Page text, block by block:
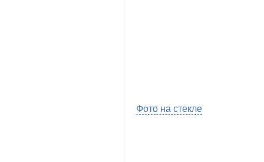
Фото на стекле